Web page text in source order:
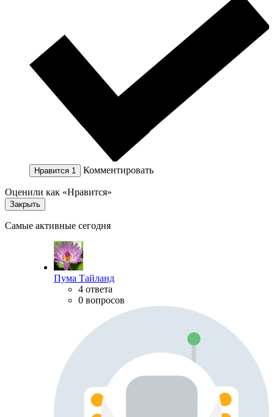
Нравится 1 Комментировать
Оценили как «Нравится»
Закрыть
Самые активные сегодня
Пума Тайланд
4 ответа
0 вопросов